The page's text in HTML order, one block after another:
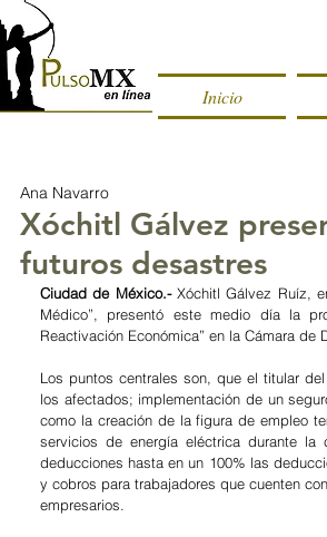
Inicio
Xóchitl Gálvez
futuros desastres
Ana Navarro
Ciudad de México.- Xóchitl Gálvez Ruíz,
Médico”, presentó este medio día la
Reactivación Económica” en la Cámara de
Los puntos centrales son, que el titular
los afectados; implementación de un
como la creación de la figura de empleo
servicios de energía eléctrica durante la
deducciones hasta en un 100% las
y cobros para trabajadores que cuenten
empresarios.